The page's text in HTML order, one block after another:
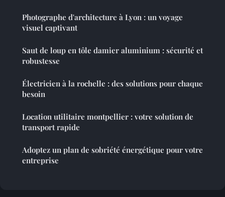
Photographe d'architecture à Lyon : un voyage
visuel captivant
Saut de loup en tôle damier aluminium : sécurité et
robustesse
Électricien à la rochelle : des solutions pour chaque
besoin
Location utilitaire montpellier : votre solution de
transport rapide
Adoptez un plan de sobriété énergétique pour votre
entreprise